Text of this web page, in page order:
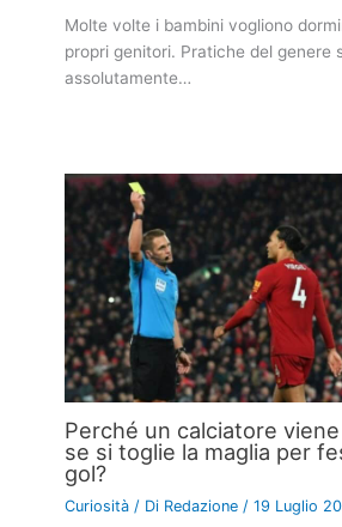
Molte volte i bambini vogliono
propri genitori. Pratiche del genere
assolutamente…
Perché un calciatore
se si toglie la maglia per
gol?
Curiosità / Di Redazione/19 Luglio